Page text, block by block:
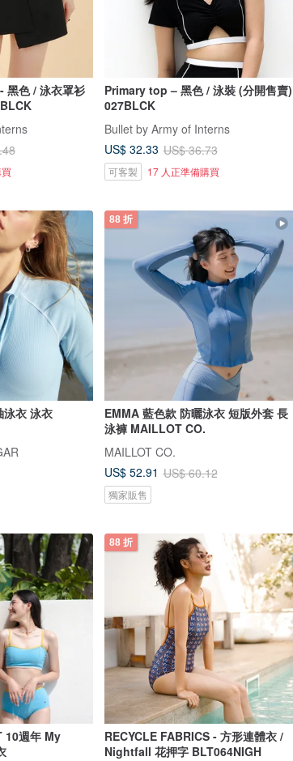
黑色 / 泳衣罩衫
Primary top – 黑色 / 泳裝 (分開售賣)
027BLCK
Bullet by Army of Interns
US$ 32.33 US$ 36.73
可客製 17 人正準備購買
泳衣 泳衣
88 折
EMMA 藍色款 防曬泳衣 短版外套 長
泳褲 MAILLOT CO.
MAILLOT CO.
US$ 52.91 US$ 60.12
獨家販售
10週年 My
88 折
RECYCLE FABRICS - 方形連體衣 /
Nightfall 花押字 BLT064NIGH